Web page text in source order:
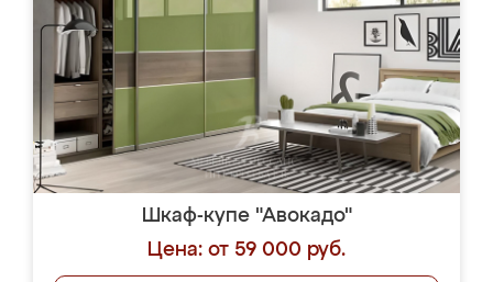
Шкаф-купе "Авокадо"
Цена: от 59 000 руб.